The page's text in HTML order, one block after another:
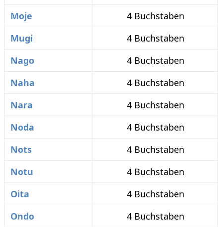
Moje
4 Buchstaben
Mugi
4 Buchstaben
Nago
4 Buchstaben
Naha
4 Buchstaben
Nara
4 Buchstaben
Noda
4 Buchstaben
Nots
4 Buchstaben
Notu
4 Buchstaben
Oita
4 Buchstaben
Ondo
4 Buchstaben